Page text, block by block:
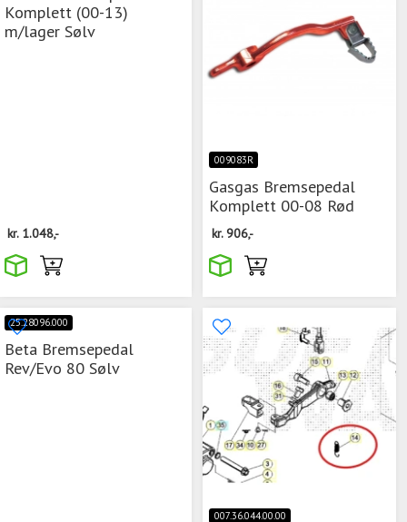
Komplett (00-13)
m/lager Sølv
kr. 1.048,-
009083R
Gasgas Bremsepedal
Komplett 00-08 Rød
kr.906,-
25.28096.000
Beta Bremsepedal
Rev/Evo 80 Sølv
007.36.044.00.00